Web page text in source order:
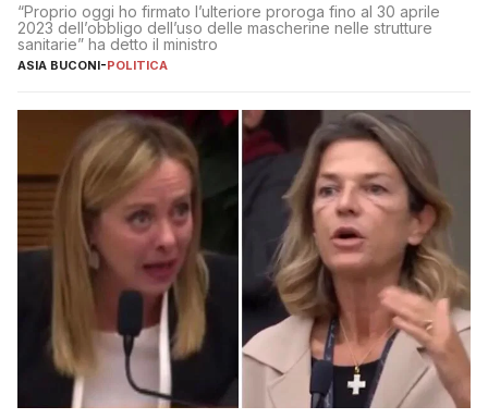
“Proprio oggi ho firmato l’ulteriore proroga fino al 30 aprile
2023 dell’obbligo dell’uso delle mascherine nelle strutture
sanitarie” ha detto il ministro
ASIA BUCONI-POLITICA